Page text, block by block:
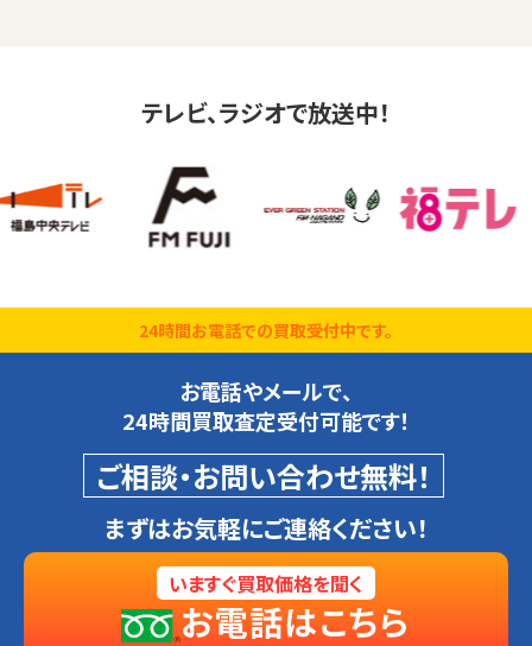
テレビ、ラジオで放送中！
24時間お電話での買取受付中です。
お電話やメールで、
24時間買取査定受付可能です！
ご相談・お問い合わせ無料！
まずはお気軽にご連絡ください！
いますぐ買取価格を聞く
お電話はこちら